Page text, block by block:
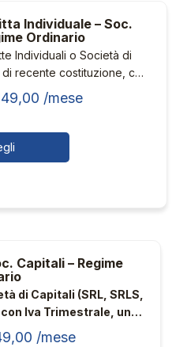
Individuale – Soc.
Ordinario
Individuali o Società di
recente costituzione, con
di fatture annuo, senza
e con commercialista
/mese
Capitali – Regime
di Capitali (SRL, SRLS,
Iva Trimestrale, un
di fatture annuo,
/mese